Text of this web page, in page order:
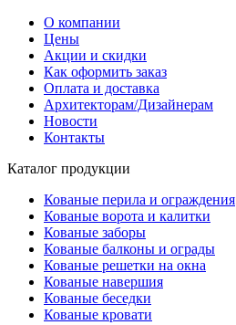
О компании
Цены
Акции и скидки
Как оформить заказ
Оплата и доставка
Архитекторам/Дизайнерам
Новости
Контакты
Каталог продукции
Кованые перила и ограждения
Кованые ворота и калитки
Кованые заборы
Кованые балконы и ограды
Кованые решетки на окна
Кованые навершия
Кованые беседки
Кованые кровати